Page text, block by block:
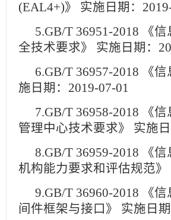
(EAL4+)》 实施日期：
5.GB/T 36951-2018 《
全技术要求》 实施日期：
6.GB/T 36957-2018 《
施日期：2019-07-01
7.GB/T 36958-2018 《
管理中心技术要求》 实施
8.GB/T 36959-2018 《
机构能力要求和评估规范
9.GB/T 36960-2018 《
间件框架与接口》 实施日